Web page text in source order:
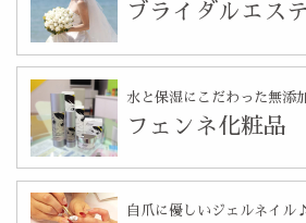
ブライダルエステ
水と保湿にこだわった無添
フェンネ化粧品
自爪に優しいジェルネイル